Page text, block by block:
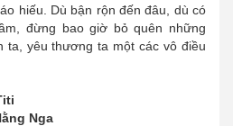
hiếu. Dù bận rộn đến đâu, dù có
đừng bao giờ bỏ quên những
ta, yêu thương ta một các vô điều
Nga